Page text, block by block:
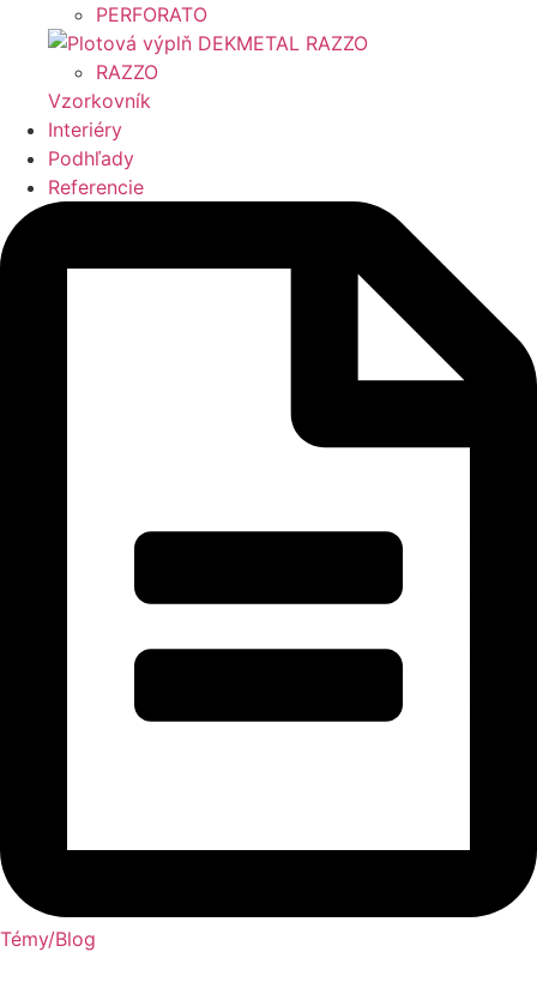
PERFORATO
RAZZO
Vzorkovník
Interiéry
Podhľady
Referencie
Témy/Blog